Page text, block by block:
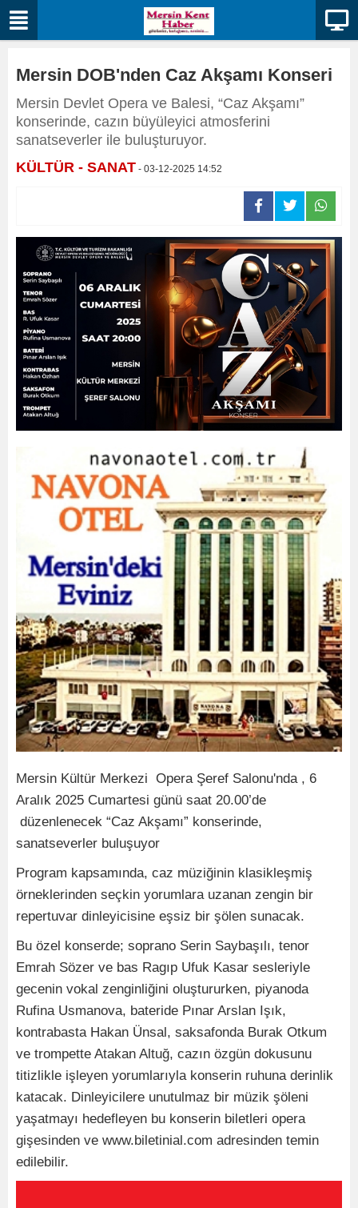
Mersin DOB'nden Caz Akşamı Konseri
Mersin Devlet Opera ve Balesi, “Caz Akşamı”
konserinde, cazın büyüleyici atmosferini
sanatseverler ile buluşturuyor.
KÜLTÜR - SANAT - 03-12-2025 14:52
Mersin Kültür Merkezi Opera Şeref Salonu'nda , 6
Aralık 2025 Cumartesi günü saat 20.00’de
düzenlenecek “Caz Akşamı” konserinde,
sanatseverler buluşuyor
Program kapsamında, caz müziğinin klasikleşmiş
örneklerinden seçkin yorumlara uzanan zengin bir
repertuvar dinleyicisine eşsiz bir şölen sunacak.
Bu özel konserde; soprano Serin Saybaşılı, tenor
Emrah Sözer ve bas Ragıp Ufuk Kasar sesleriyle
gecenin vokal zenginliğini oluştururken, piyanoda
Rufina Usmanova, bateride Pınar Arslan Işık,
kontrabasta Hakan Ünsal, saksafonda Burak Otkum
ve trompette Atakan Altuğ, cazın özgün dokusunu
titizlikle işleyen yorumlarıyla konserin ruhuna derinlik
katacak. Dinleyicilere unutulmaz bir müzik şöleni
yaşatmayı hedefleyen bu konserin biletleri opera
gişesinden ve www.biletinial.com adresinden temin
edilebilir.